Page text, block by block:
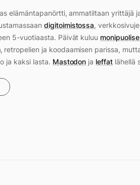
elämäntapanörtti, ammatiltaan yrittäjä
digitoimistossa,
5-vuotiaasta. Päivät kuluu
, retropelien ja koodaamisen parissa,
ja kaksi lasta. Mastodon ja leffatlähellä